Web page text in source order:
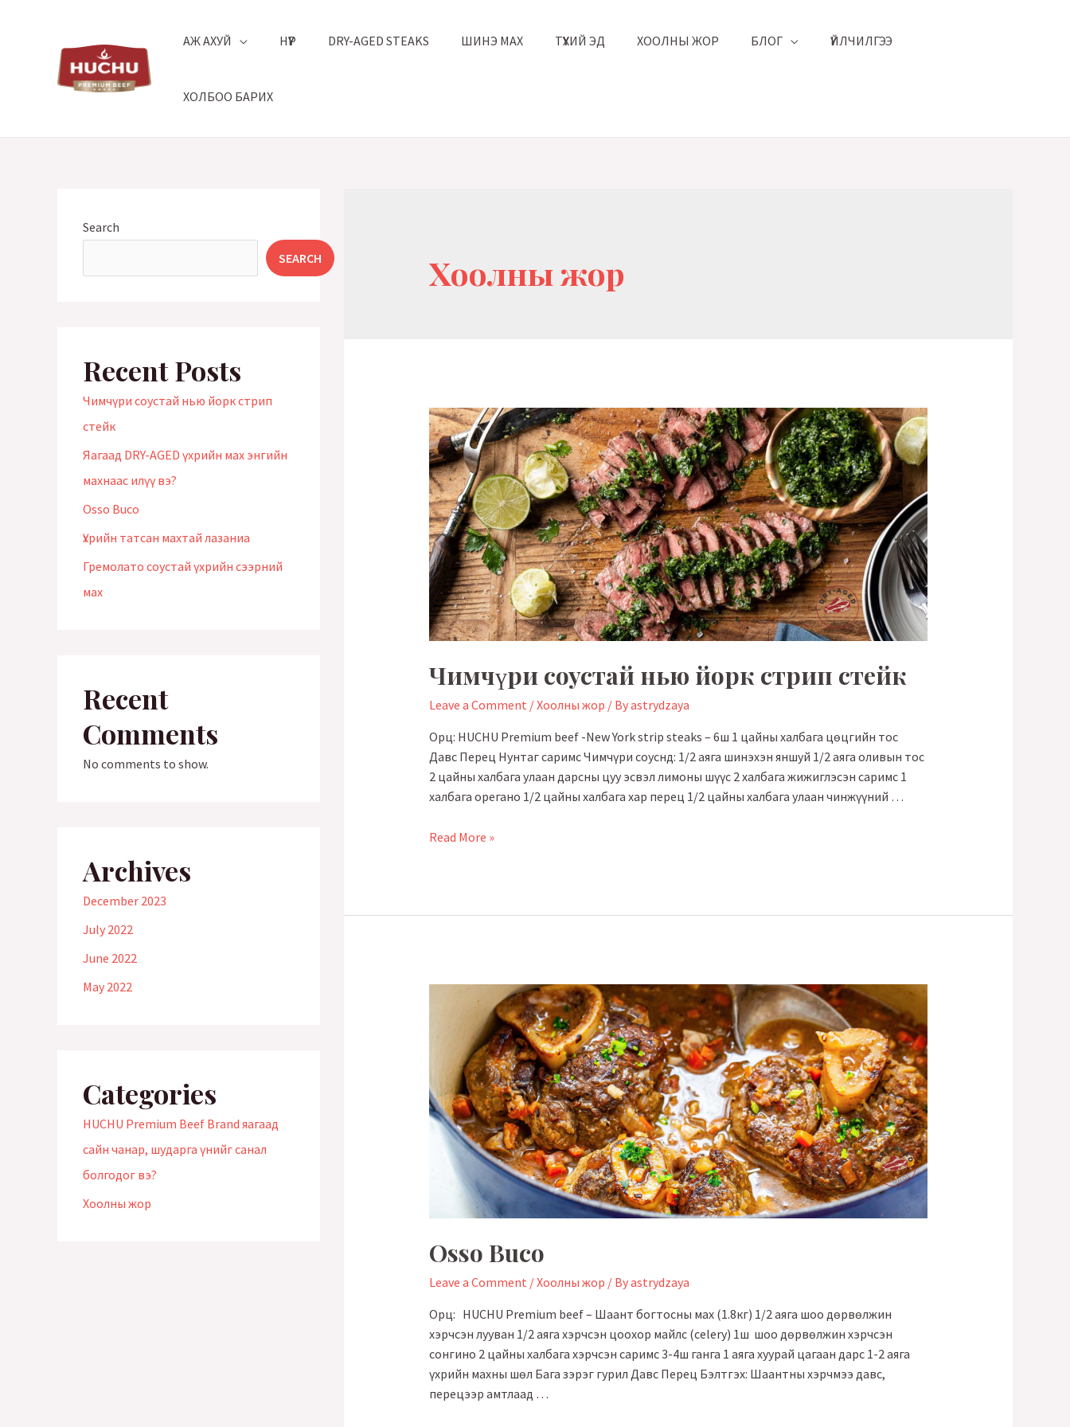
АЖ АХУЙ НҮҮР DRY-AGED STEAKS ШИНЭ МАХ ТҮҮХИЙ ЭД ХООЛНЫ ЖОР БЛОГ ҮЙЛЧИЛГЭЭ
ХОЛБОО БАРИХ
Search
SEARCH
Recent Posts
Чимчүри соустай нью йорк стрип
стейк
Яагаад DRY-AGED үхрийн мах энгийн
махнаас илүү вэ?
Оsso Buco
Үхрийн татсан махтай лазаниа
Гремолато соустай үхрийн сээрний
мах
Recent
Comments
No comments to show.
Archives
December 2023
July 2022
June 2022
May 2022
Categories
HUCHU Premium Beef Brand яагаад
сайн чанар, шударга үнийг санал
болгодог вэ?
Хоолны жор
Хоолны жор
Чимчүри соустай нью йорк стрип стейк
Leave a Comment /Хоолны жор / Byastrydzaya
Орц: HUCHU Premium beef -New York strip steaks – 6ш 1 цайны халбага цөцгийн тос
Давс Перец Нунтаг саримс Чимчүри соуснд: 1/2 аяга шинэхэн яншуй 1/2 аяга оливын тос
2 цайны халбага улаан дарсны цуу эсвэл лимоны шүүс 2 халбага жижиглэсэн саримс 1
халбага орегано 1/2 цайны халбага хар перец 1/2 цайны халбага улаан чинжүүний …
Чимчүри
стрип
Read More »
Оsso Buco
Leave a Comment /Хоолны жор / Byastrydzaya
Орц: HUCHU Premium beef – Шаант богтосны мах (1.8кг) 1/2 аяга шоо дөрвөлжин
хэрчсэн лууван 1/2 аяга хэрчсэн цоохор майлс (celery) 1ш шоо дөрвөлжин хэрчсэн
сонгино 2 цайны халбага хэрчсэн саримс 3-4ш ганга 1 аяга хуурай цагаан дарс 1-2 аяга
үхрийн махны шөл Бага зэрэг гурил Давс Перец Бэлтгэх: Шаантны хэрчмээ давс,
перецээр амтлаад …